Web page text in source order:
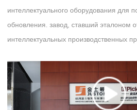
интеллектуального оборудования для
обновления. завод, ставший эталоном
интеллектуальных производственных